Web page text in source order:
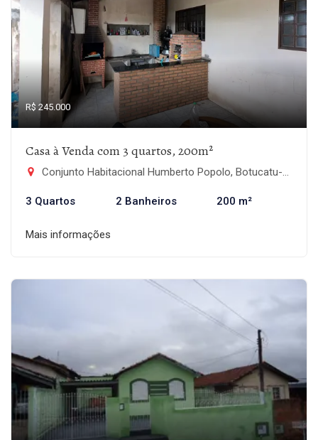
R$ 245.000
Casa à Venda com 3 quartos, 200m²
Conjunto Habitacional Humberto Popolo, Botucatu-SP
3 Quartos 2 Banheiros 200 m²
Mais informações